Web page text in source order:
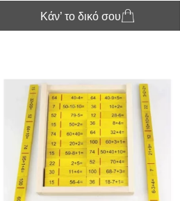
Κάν’ το δικό σου